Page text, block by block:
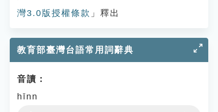
灣3.0版授權條款 」釋出
教育部臺灣台語常用詞辭典
音讀：
hīnn